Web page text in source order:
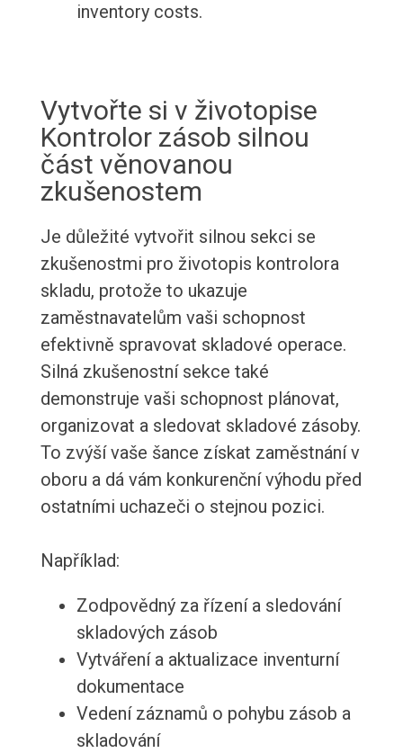
inventory costs.
Vytvořte si v životopise
Kontrolor zásob silnou
část věnovanou
zkušenostem
Je důležité vytvořit silnou sekci se
zkušenostmi pro životopis kontrolora
skladu, protože to ukazuje
zaměstnavatelům vaši schopnost
efektivně spravovat skladové operace.
Silná zkušenostní sekce také
demonstruje vaši schopnost plánovat,
organizovat a sledovat skladové zásoby.
To zvýší vaše šance získat zaměstnání v
oboru a dá vám konkurenční výhodu před
ostatními uchazeči o stejnou pozici.
Například:
Zodpovědný za řízení a sledování
skladových zásob
Vytváření a aktualizace inventurní
dokumentace
Vedení záznamů o pohybu zásob a
skladování